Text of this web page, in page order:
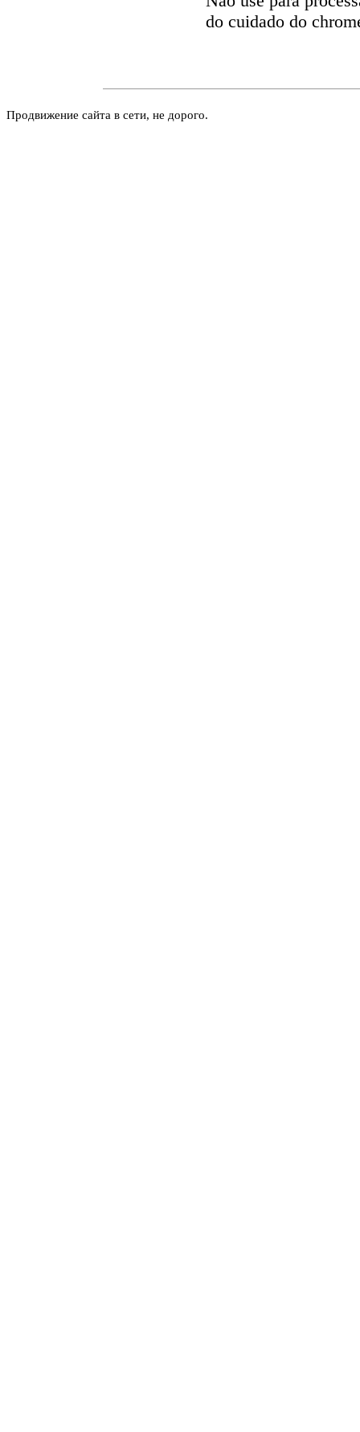
do cuidado do
Продвижение сайта в сети, не дорого.